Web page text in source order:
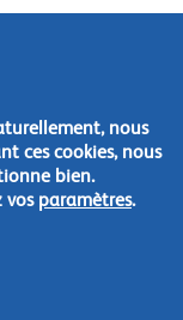
nous
ces cookies, nous
bien.
vos paramètres.